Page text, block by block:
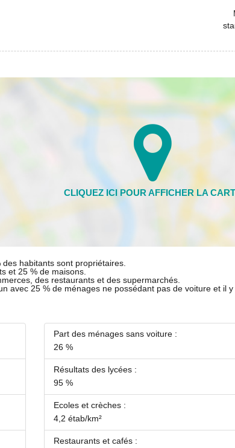
habitants sont propriétaires.
et 25 % de maisons.
des restaurants et des supermarchés.
avec 25 % de ménages ne possédant pas de voiture et il
Part des ménages sans voiture :
26 %
Résultats des lycées :
95 %
Ecoles et crèches :
4,2 étab/km²
Restaurants et cafés :